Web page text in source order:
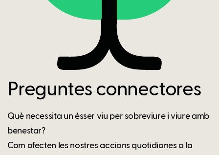
Preguntes connectores
Què necessita un ésser viu per sobreviure i viure amb
benestar?
Com afecten les nostres accions quotidianes a la